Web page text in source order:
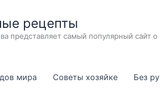
рецепты
представляет самый популярный сайт о
мира Советы хозяйке Без